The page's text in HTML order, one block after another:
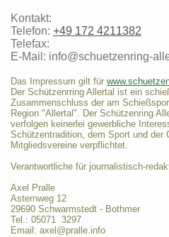
Kontakt:
Telefon: +49 172 4211382
Telefax:
E-Mail: info@schuetzenring-
Das Impressum gilt für
Der Schützenrring Allertal ist ein
Zusammenschluss der am
Region "Allertal". Der Schützenring
verfolgen keinerlei gewerbliche
Schützentradition, dem Sport und der
Mitgliedsvereine verpflichtet.
Verantwortliche für journalistisch-
Axel Pralle
Asternweg 12
29690 Schwarmstedt - Bothmer
Tel.: 05071 3297
Email: axel@pralle.info